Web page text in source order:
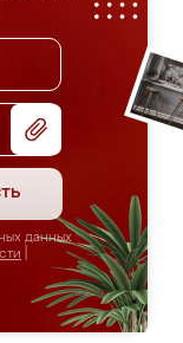
данных